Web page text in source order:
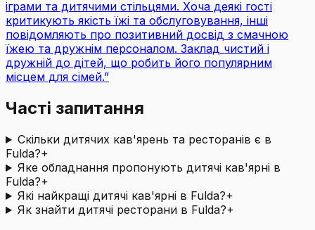
іграми та дитячими стільцями. Хоча деякі гості
критикують якість їжі та обслуговування, інші
повідомляють про позитивний досвід з смачною
їжею та дружнім персоналом. Заклад чистий і
дружній до дітей, що робить його популярним
місцем для сімей.”
Часті запитання
Скільки дитячих кав'ярень та ресторанів є в
Fulda?+
Яке обладнання пропонують дитячі кав'ярні в
Fulda?+
Які найкращі дитячі кав'ярні в Fulda?+
Як знайти дитячі ресторани в Fulda?+